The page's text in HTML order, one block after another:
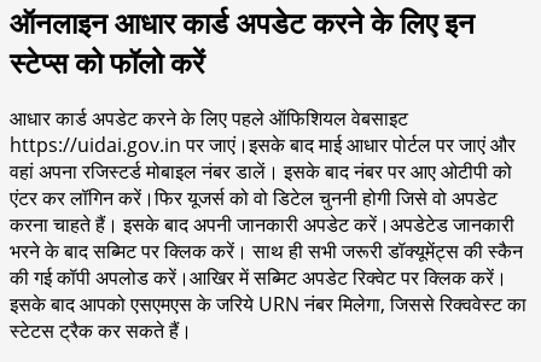
ऑनलाइन आधार कार्ड अपडेट करने के लिए इन
स्टेप्स को फॉलो करें
आधार कार्ड अपडेट करने के लिए पहले ऑफिशियल वेबसाइट
https://uidai.gov.in पर जाएं।इसके बाद माई आधार पोर्टल पर जाएं और
वहां अपना रजिस्टर्ड मोबाइल नंबर डालें। इसके बाद नंबर पर आए ओटीपी को
एंटर कर लॉगिन करें।फिर यूजर्स को वो डिटेल चुननी होगी जिसे वो अपडेट
करना चाहते हैं। इसके बाद अपनी जानकारी अपडेट करें।अपडेटेड जानकारी
भरने के बाद सब्मिट पर क्लिक करें। साथ ही सभी जरूरी डॉक्यूमेंट्स की स्कैन
की गई कॉपी अपलोड करें।आखिर में सब्मिट अपडेट रिक्वेट पर क्लिक करें।
इसके बाद आपको एसएमएस के जरिये URN नंबर मिलेगा, जिससे रिक्ववेस्ट का
स्टेटस ट्रैक कर सकते हैं।